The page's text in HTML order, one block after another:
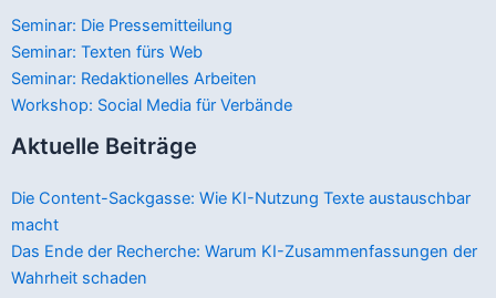
Seminar: Die Pressemitteilung
Seminar: Texten fürs Web
Seminar: Redaktionelles Arbeiten
Workshop: Social Media für Verbände
Aktuelle Beiträge
Die Content-Sackgasse: Wie KI-Nutzung Texte austauschbar
macht
Das Ende der Recherche: Warum KI-Zusammenfassungen der
Wahrheit schaden